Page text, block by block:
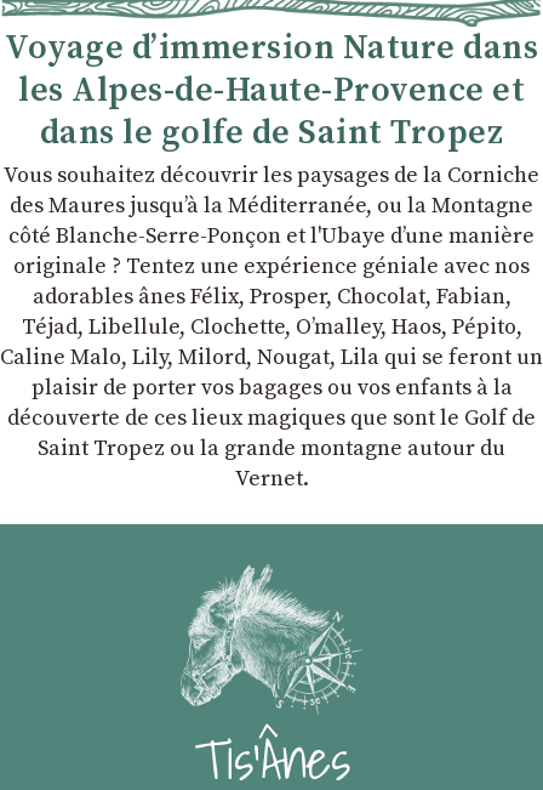
Voyage d’immersion Nature dans
les Alpes-de-Haute-Provence et
dans le golfe de Saint Tropez
Vous souhaitez découvrir les paysages de la Corniche
des Maures jusqu’à la Méditerranée, ou la Montagne
côté Blanche-Serre-Ponçon et l'Ubaye dʼune manière
originale ? Tentez une expérience géniale avec nos
adorables ânes Félix, Prosper, Chocolat, Fabian,
Téjad, Libellule, Clochette, Oʼmalley, Haos, Pépito,
Caline Malo, Lily, Milord, Nougat, Lila qui se feront un
plaisir de porter vos bagages ou vos enfants à la
découverte de ces lieux magiques que sont le Golf de
Saint Tropez ou la grande montagne autour du
Vernet.
Tis'Ânes